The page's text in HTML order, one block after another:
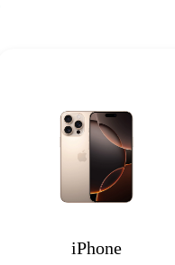
iPhone